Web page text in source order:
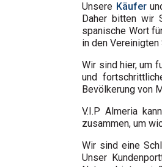
Unsere Käufer
Daher bitten wir
spanische Wort
in den Vereinigten
Wir sind hier, um
und
Bevölkerung von
V.I.P Almeria
zusammen, um
Wir sind eine
Unser